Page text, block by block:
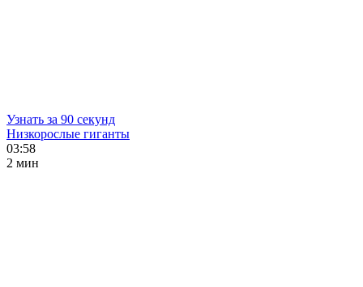
Узнать за 90 секунд
Низкорослые гиганты
03:58
2 мин